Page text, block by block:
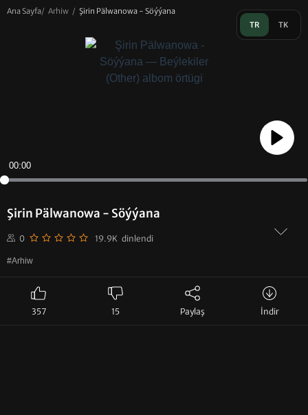
TR TK
Ana Sayfa/ Arhiw / Şirin Pälwanowa - Söýýana
Şirin Pälwanowa - Söýýana
0 19.9K dinlendi
#Arhiw
357 15 Paylaş İndir
Play
00:00